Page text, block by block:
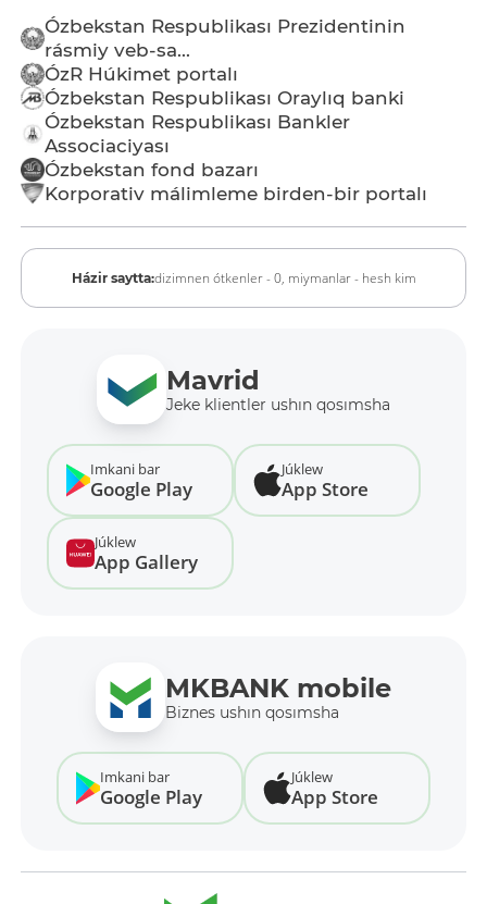
Ózbekstan Respublikası Prezidentinin
rásmiy veb-sa...
ÓzR Húkimet portalı
Ózbekstan Respublikası Oraylıq banki
Ózbekstan Respublikası Bankler
Associaciyası
Ózbekstan fond bazarı
Korporativ málimleme birden-bir portalı
Házir saytta:dizimnen ótkenler - 0, miymanlar - hesh kim
Mavrid
Jeke klientler ushın qosımsha
Imkani bar
Google Play
Júklew
App Store
Júklew
App Gallery
MKBANK mobile
Biznes ushın qosımsha
Imkani bar
Google Play
Júklew
App Store